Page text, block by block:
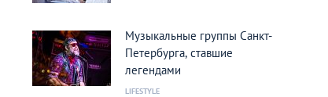
Музыкальные группы Санкт-
Петербурга, ставшие
легендами
LIFESTYLE